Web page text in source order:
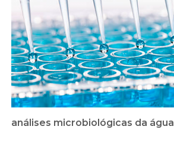
análises microbiológicas da água